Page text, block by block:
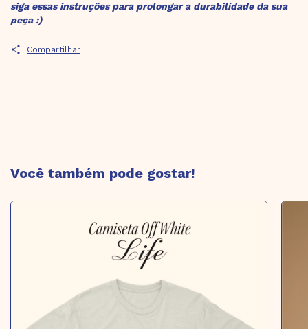
siga essas instruções para prolongar a durabilidade da sua
peça :)
Compartilhar
Você também pode gostar!